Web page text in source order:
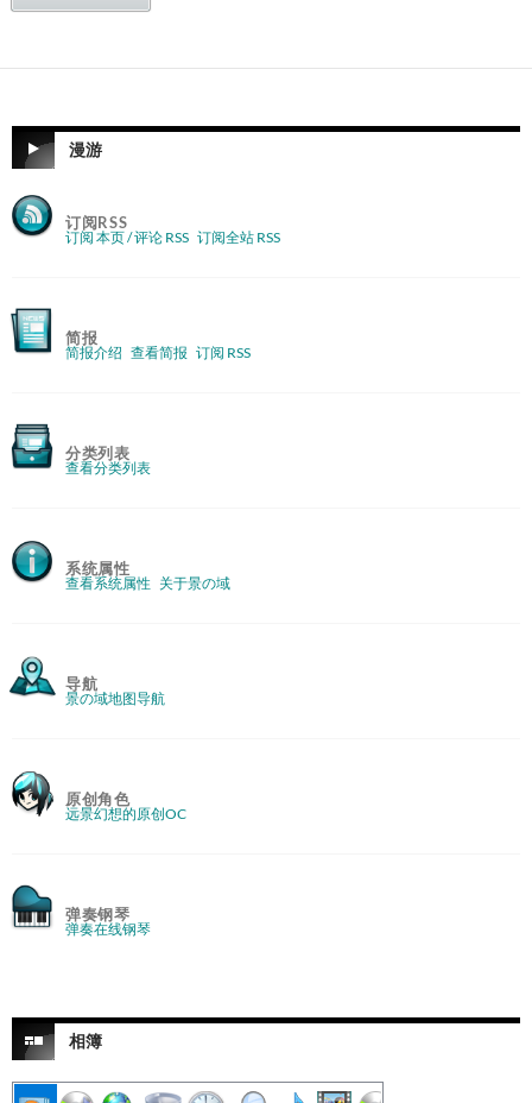
漫游
订阅RSS
订阅 本页 / 评论 RSS 订阅全站 RSS
简报
简报介绍 查看简报 订阅 RSS
分类列表
查看分类列表
系统属性
查看系统属性 关于景の域
导航
景の域地图导航
原创角色
远景幻想的原创OC
弹奏钢琴
弹奏在线钢琴
相簿